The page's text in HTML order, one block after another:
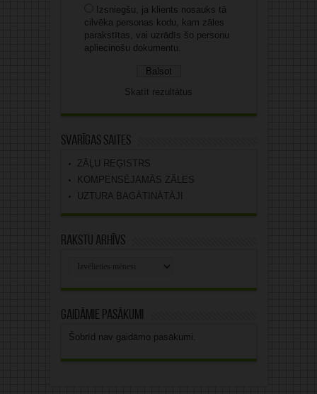
Izsniegšu, ja klients nosauks tā
cilvēka personas kodu, kam zāles
parakstītas, vai uzrādīs šo personu
apliecinošu dokumentu.
Skatīt rezultātus
Svarīgas saites
ZĀĻU REĢISTRS
KOMPENSĒJAMĀS ZĀLES
UZTURA BAGĀTINĀTĀJI
Rakstu arhīvs
Gaidāmie pasākumi
Šobrīd nav gaidāmo pasākumi.